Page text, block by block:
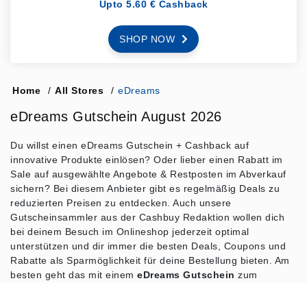
Upto 5.60 € Cashback
SHOP NOW
Home / All Stores / eDreams
eDreams Gutschein August 2026
Du willst einen eDreams Gutschein + Cashback auf
innovative Produkte einlösen? Oder lieber einen Rabatt im
Sale auf ausgewählte Angebote & Restposten im Abverkauf
sichern? Bei diesem Anbieter gibt es regelmäßig Deals zu
reduzierten Preisen zu entdecken. Auch unsere
Gutscheinsammler aus der Cashbuy Redaktion wollen dich
bei deinem Besuch im Onlineshop jederzeit optimal
unterstützen und dir immer die besten Deals, Coupons und
Rabatte als Sparmöglichkeit für deine Bestellung bieten. Am
besten geht das mit einem eDreams Gutschein zum